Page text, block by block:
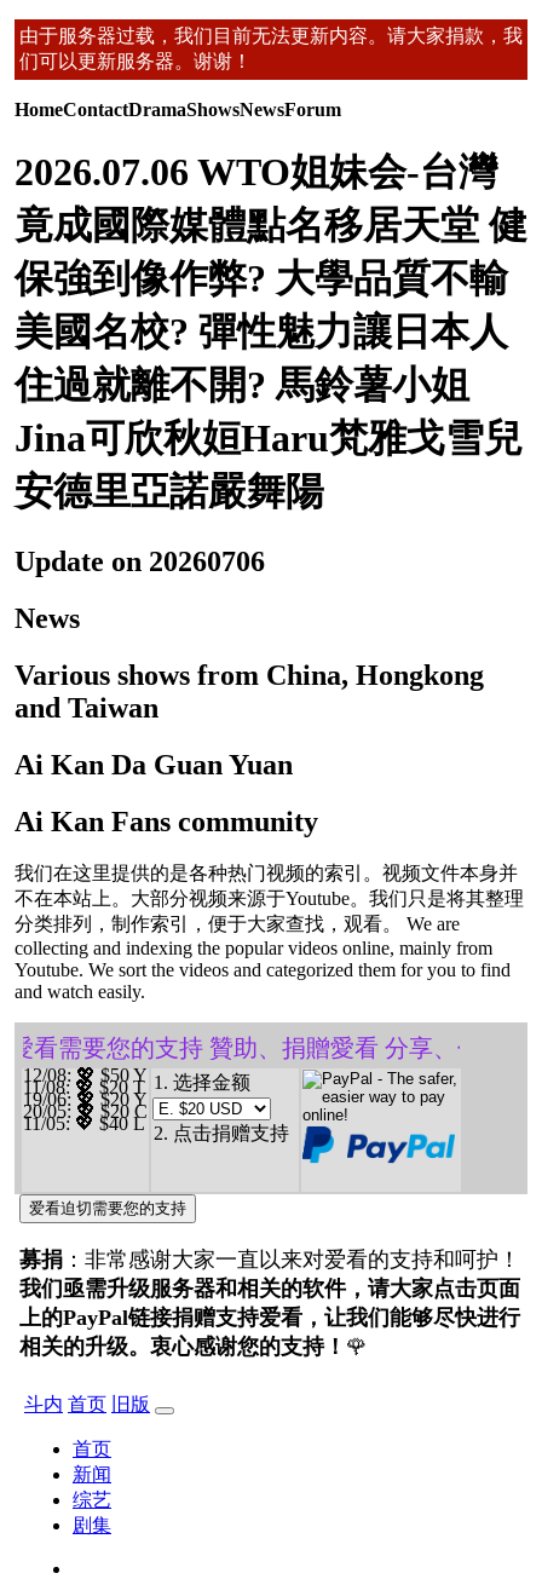
由于服务器过载，我们目前无法更新内容。请大家捐款，我
们可以更新服务器。谢谢！
HomeContactDramaShowsNewsForum
2026.07.06 WTO姐妹会-台灣
竟成國際媒體點名移居天堂 健
保強到像作弊? 大學品質不輸
美國名校? 彈性魅力讓日本人
住過就離不開? 馬鈴薯小姐
Jina可欣秋姮Haru梵雅戈雪兒
安德里亞諾嚴舞陽
Update on 20260706
News
Various shows from China, Hongkong
and Taiwan
Ai Kan Da Guan Yuan
Ai Kan Fans community
我们在这里提供的是各种热门视频的索引。视频文件本身并
不在本站上。大部分视频来源于Youtube。我们只是将其整理
分类排列，制作索引，便于大家查找，观看。 We are
collecting and indexing the popular videos online, mainly from
Youtube. We sort the videos and categorized them for you to find
and watch easily.
需要您的支持 贊助、捐贈愛看 分享、傳播愛
12/08: 💖 $50 Y
11/08: 💖 $20 T
19/06: 💖 $20 Y
20/05: 💖 $20 C
11/05: 💖 $40 L
1. 选择金额
2. 点击捐赠支持
爱看迫切需要您的支持
募捐 ：非常感谢大家一直以来对爱看的支持和呵护！
我们亟需升级服务器和相关的软件，请大家点击页面
上的PayPal链接捐赠支持爱看，让我们能够尽快进行
相关的升级。衷心感谢您的支持！ 🌹
斗内 首页 旧版
首页
新闻
综艺
剧集